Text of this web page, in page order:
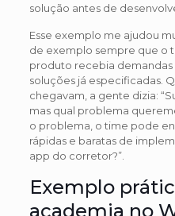
solução antes de
Esse exemplo me ajudou
de exemplo sempre que o
produto recebia
soluções já especificadas.
chegavam, a gente dizia:
mas qual problema
o problema, o time pode
rápidas e baratas de
app do corretor?”.
Exemplo
academia no